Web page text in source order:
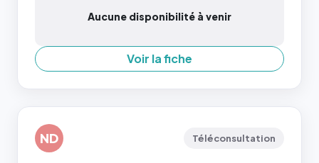
Aucune disponibilité à venir
Voir la fiche
ND Téléconsultation